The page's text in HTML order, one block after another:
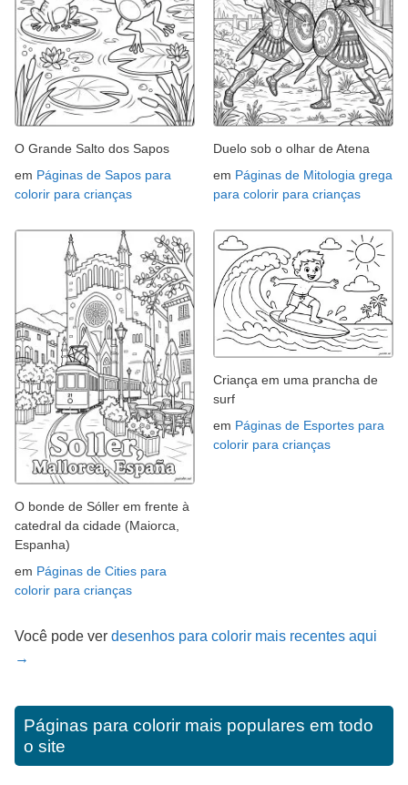
O Grande Salto dos Sapos
em Páginas de Sapos para
colorir para crianças
Duelo sob o olhar de Atena
em Páginas de Mitologia grega
para colorir para crianças
O bonde de Sóller em frente à
catedral da cidade (Maiorca,
Espanha)
em Páginas de Cities para
colorir para crianças
Criança em uma prancha de
surf
em Páginas de Esportes para
colorir para crianças
Você pode ver desenhos para colorir mais recentes aqui
→
Páginas para colorir mais populares em todo
o site